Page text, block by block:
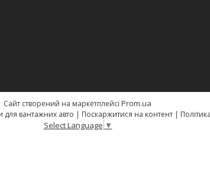
Сайт створений на маркетплейсі Prom.ua
Свят-шина — якісні шини та диски для вантажних авто | Поскаржитися на контент |
Select Language ▼